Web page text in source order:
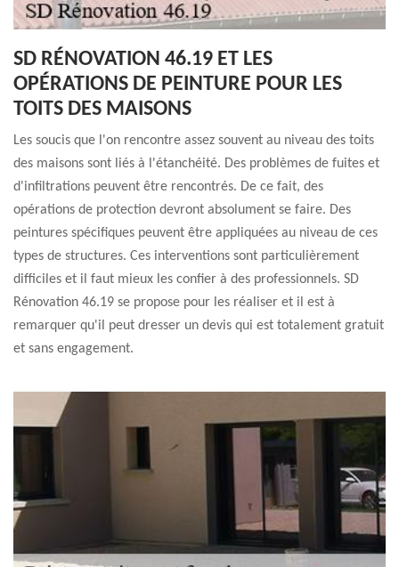
SD RÉNOVATION 46.19 ET LES
OPÉRATIONS DE PEINTURE POUR LES
TOITS DES MAISONS
Les soucis que l'on rencontre assez souvent au niveau des toits
des maisons sont liés à l'étanchéité. Des problèmes de fuites et
d'infiltrations peuvent être rencontrés. De ce fait, des
opérations de protection devront absolument se faire. Des
peintures spécifiques peuvent être appliquées au niveau de ces
types de structures. Ces interventions sont particulièrement
difficiles et il faut mieux les confier à des professionnels. SD
Rénovation 46.19 se propose pour les réaliser et il est à
remarquer qu'il peut dresser un devis qui est totalement gratuit
et sans engagement.